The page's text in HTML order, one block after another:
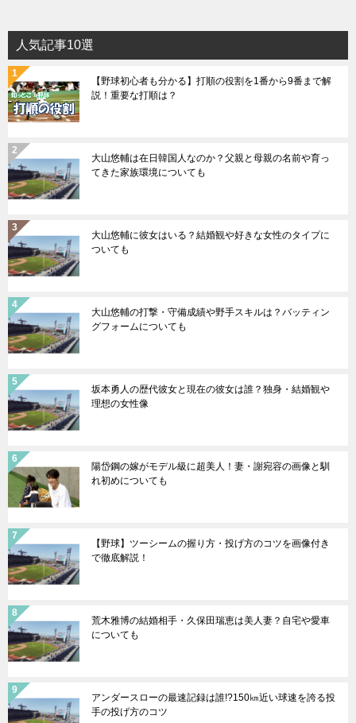
人気記事10選
【野球初心者も分かる】打順の役割を1番から9番まで解
説！重要な打順は？
大山悠輔は在日韓国人なのか？父親と母親の名前や育っ
てきた家族環境についても
大山悠輔に彼女はいる？結婚観や好きな女性のタイプに
ついても
大山悠輔の打撃・守備成績や野手スキルは？バッティン
グフォームについても
坂本勇人の歴代彼女と現在の彼女は誰？独身・結婚観や
理想の女性像
陽岱鋼の嫁がモデル級に超美人！妻・謝宛容の画像と馴
れ初めについても
【野球】ツーシームの握り方・投げ方のコツを画像付き
で徹底解説！
荒木雅博の結婚相手・久保田瑞恵は美人妻？自宅や愛車
についても
アンダースローの最速記録は誰!?150㎞近い球速を誇る投
手の投げ方のコツ